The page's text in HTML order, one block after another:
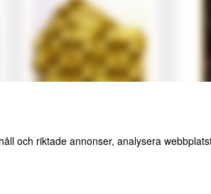
SAGA Fatigue Markers
och riktade annonser, analysera